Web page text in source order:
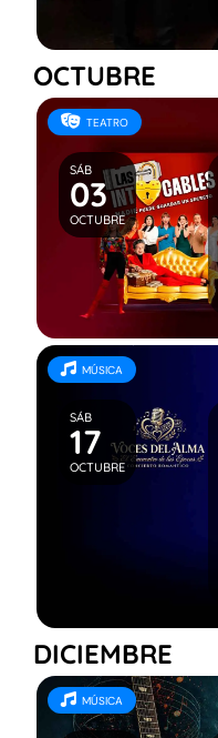
OCTUBRE
TEATRO
SÁB
03
OCTUBRE
MÚSICA
SÁB
17
OCTUBRE
DICIEMBRE
MÚSICA